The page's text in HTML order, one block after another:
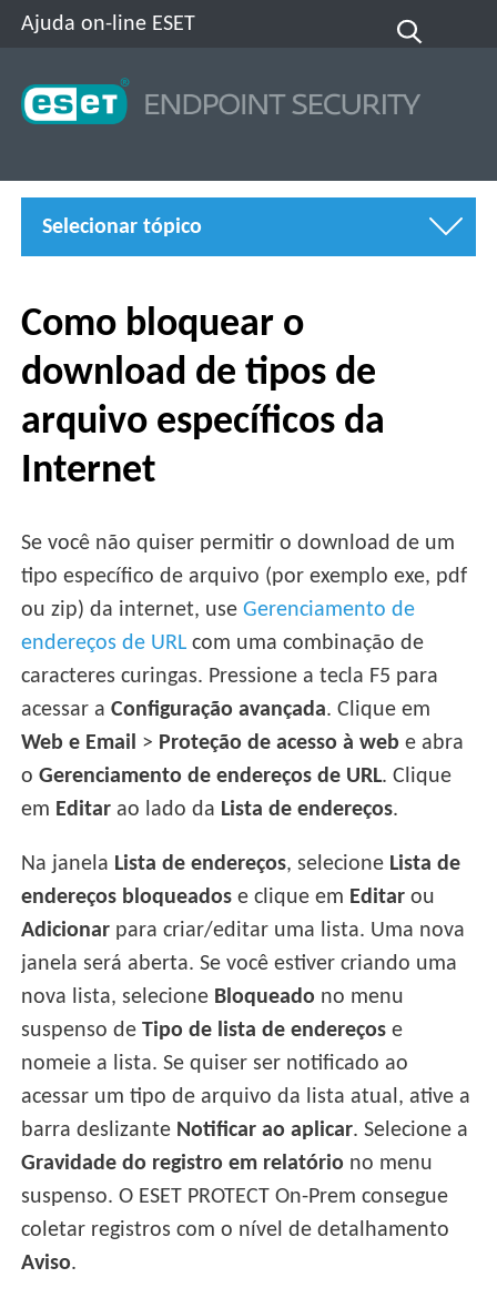
Ajuda on-line ESET
Selecionar tópico
Como bloquear o
download de tipos de
arquivo específicos da
Internet
Se você não quiser permitir o download de um
tipo específico de arquivo (por exemplo exe, pdf
ou zip) da internet, useGerenciamento de
endereços de URL com uma combinação de
caracteres curingas. Pressione a tecla F5 para
acessar aConfiguração avançada. Clique em
Web e Email > Proteção de acesso à web e abra
oGerenciamento de endereços de URL. Clique
em Editar ao lado da Lista de endereços.
Na janela Lista de endereços, selecione Lista de
endereços bloqueados e clique em Editar ou
Adicionar para criar/editar uma lista. Uma nova
janela será aberta. Se você estiver criando uma
nova lista, selecione Bloqueado no menu
suspenso deTipo de lista de endereços e
nomeie a lista. Se quiser ser notificado ao
acessar um tipo de arquivo da lista atual, ative a
barra deslizante Notificar ao aplicar. Selecione a
Gravidade do registro em relatório no menu
suspenso. O ESET PROTECT On-Prem consegue
coletar registros com o nível de detalhamento
Aviso.